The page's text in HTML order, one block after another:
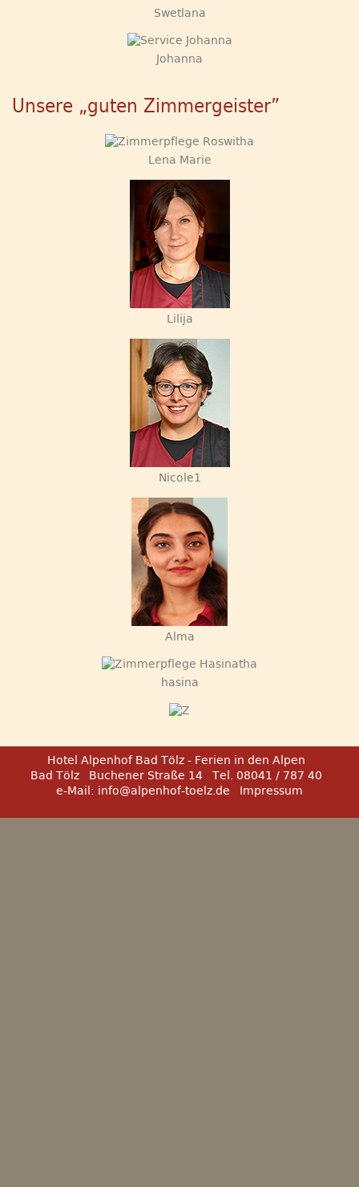
Swetlana
Johanna
Unsere „guten Zimmergeister”
Lena Marie
Lilija
Nicole1
Alma
hasina
Hotel Alpenhof Bad Tölz - Ferien in den Alpen
Bad Tölz
Buchener Straße 14
Tel. 08041 / 787 40
e-Mail: info@alpenhof-toelz.de Impressum